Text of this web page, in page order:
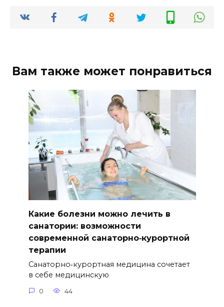
Вам также может понравиться
Какие болезни можно лечить в
санатории: возможности
современной санаторно‑курортной
терапии
Санаторно‑курортная медицина сочетает
в себе медицинскую
0 44